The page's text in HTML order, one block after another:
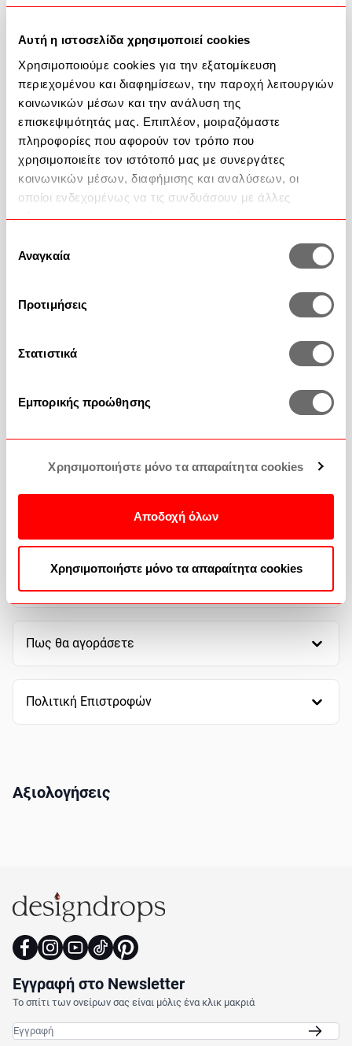
Αυτή η ιστοσελίδα χρησιμοποιεί cookies
Χρησιμοποιούμε cookies για την εξατομίκευση
περιεχομένου και διαφημίσεων, την παροχή λειτουργιών
κοινωνικών μέσων και την ανάλυση της
επισκεψιμότητάς μας. Επιπλέον, μοιραζόμαστε
πληροφορίες που αφορούν τον τρόπο που
χρησιμοποιείτε τον ιστότοπό μας με συνεργάτες
κοινωνικών μέσων, διαφήμισης και αναλύσεων, οι
οποίοι ενδεχομένως να τις συνδυάσουν με άλλες
πληροφορίες που τους έχετε παραχωρήσει ή τις οποίες
των υπηρεσιών τους.
συγκατάθεσης
Αναγκαία
Προτιμήσεις
Στατιστικά
Εμπορικής προώθησης
Χρησιμοποιήστε μόνο τα απαραίτητα cookies
Αποδοχή όλων
Χρησιμοποιήστε μόνο τα απαραίτητα cookies
Ποσότητα
Προσθήκη στο καλάθι
Περιγραφή Προϊόντος
Βοήθεια
Πως θα αγοράσετε
Πολιτική Επιστροφών
Αξιολογήσεις
Εγγραφή στο Newsletter
Το σπίτι των ονείρων σας είναι μόλις ένα κλικ μακριά